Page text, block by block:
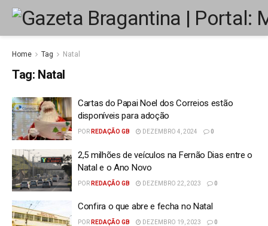
Home Tag Natal
Tag: Natal
Cartas do Papai Noel dos Correios estão
disponíveis para adoção
POR REDAÇÃO GB DEZEMBRO 4, 2024 0
2,5 milhões de veículos na Fernão Dias entre o
Natal e o Ano Novo
POR REDAÇÃO GB DEZEMBRO 22, 2023 0
Confira o que abre e fecha no Natal
POR REDAÇÃO GB DEZEMBRO 19, 2023 0